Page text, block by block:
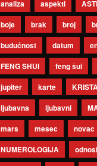
analiza aspekti
boje
brak broj
budućnost
datum
FENG SHUI
feng šui
jupiter
karte
ljubavna
ljubavni
mars
mesec
novac
NUMEROLOGIJA
odnosi